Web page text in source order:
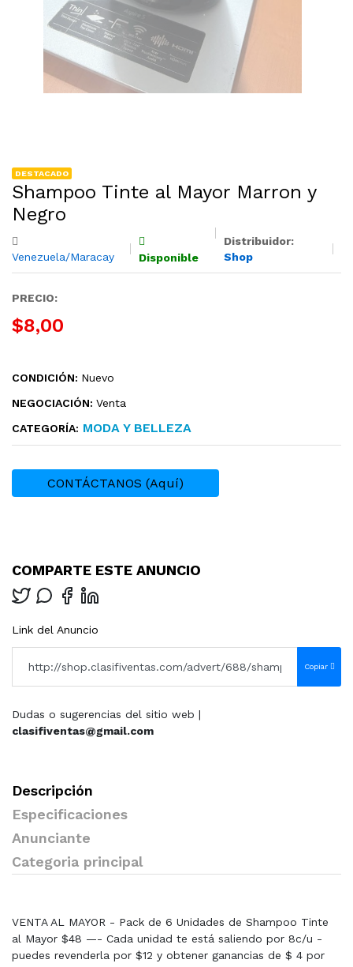
DESTACADO
Shampoo Tinte al Mayor Marron y
Negro
Venezuela/Maracay Disponible
Distribuidor:
Shop
PRECIO:
$8,00
CONDICIÓN: Nuevo
NEGOCIACIÓN: Venta
CATEGORÍA: MODA Y BELLEZA
CONTÁCTANOS (Aquí)
COMPARTE ESTE ANUNCIO
Link del Anuncio
Copiar
Dudas o sugerencias del sitio web |
clasifiventas@gmail.com
Descripción
Especificaciones
Anunciante
Categoria principal
VENTA AL MAYOR - Pack de 6 Unidades de Shampoo Tinte
al Mayor $48 —- Cada unidad te está saliendo por 8c/u -
puedes revenderla por $12 y obtener ganancias de $ 4 por